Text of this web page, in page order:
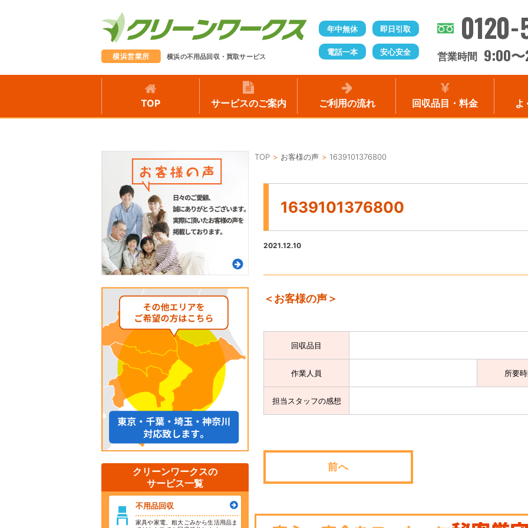
横浜営業所 横浜の不用品回収・買取サービス
年中無休 即日引取
電話一本 安心安全 営業時間 9:00〜
TOP サービスのご案内 ご利用の流れ 回収品目・料金 よ
TOP お客様の声 1639101376800
1639101376800
2021.12.10
＜お客様の声＞
回収品目
作業人員 所要
担当スタッフの感想
前へ
クリーンワークスの
サービス一覧
不用品回収
家具や家電、粗大ごみから生活用品ま